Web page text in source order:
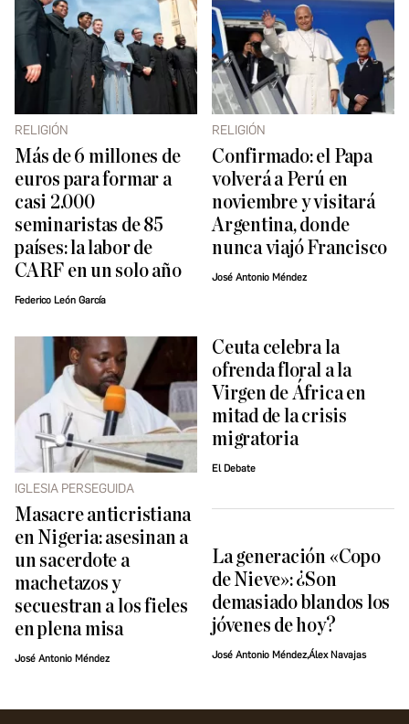
RELIGIÓN
Más de 6 millones de
euros para formar a
casi 2.000
seminaristas de 85
países: la labor de
CARF en un solo año
Federico León García
RELIGIÓN
Confirmado: el Papa
volverá a Perú en
noviembre y visitará
Argentina, donde
nunca viajó Francisco
José Antonio Méndez
IGLESIA PERSEGUIDA
Masacre anticristiana
en Nigeria: asesinan a
un sacerdote a
machetazos y
secuestran a los fieles
en plena misa
José Antonio Méndez
Ceuta celebra la
ofrenda floral a la
Virgen de África en
mitad de la crisis
migratoria
El Debate
La generación «Copo
de Nieve»: ¿Son
demasiado blandos los
jóvenes de hoy?
José Antonio Méndez,Álex Navajas